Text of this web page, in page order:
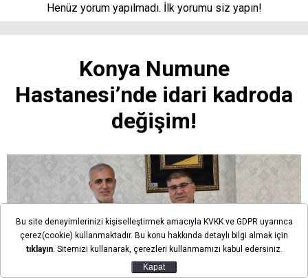
Henüz yorum yapılmadı. İlk yorumu siz yapın!
Konya Numune
Hastanesi’nde idari kadroda
değişim!
Bu site deneyimlerinizi kişiselleştirmek amacıyla KVKK ve GDPR uyarınca
çerez(cookie) kullanmaktadır. Bu konu hakkında detaylı bilgi almak için
tıklayın. Sitemizi kullanarak, çerezleri kullanmamızı kabul edersiniz.
Kapat